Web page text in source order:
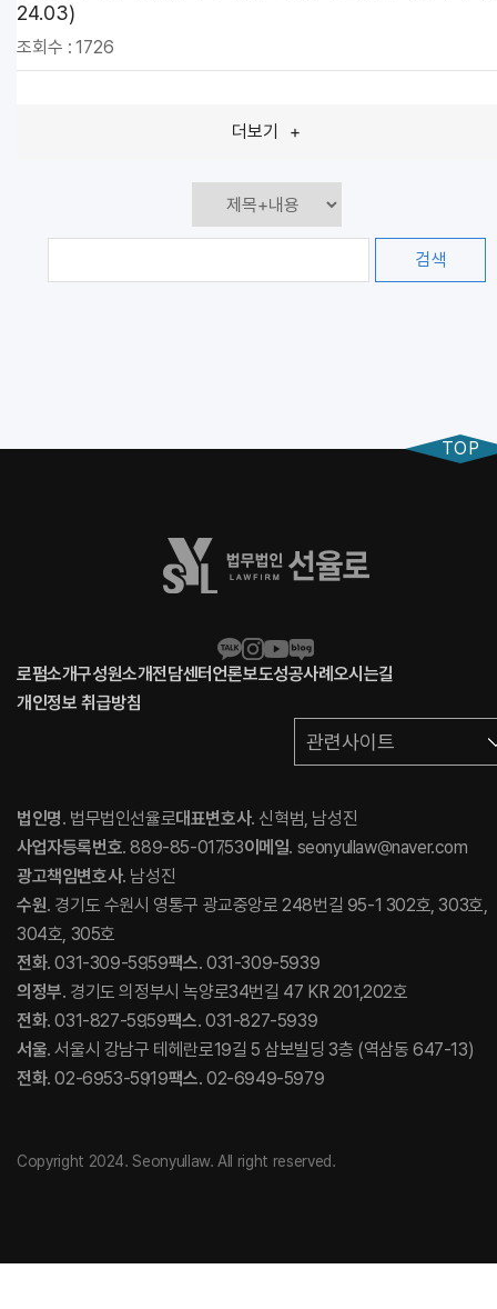
24.03)
조회수 : 1726
더보기 +
검색
로펌소개구성원소개전담센터언론보도성공사례 오시는길
개인정보 취급방침
관련사이트
법인명. 법무법인선율로대표변호사. 신혁범, 남성진
사업자등록번호. 889-85-01753이메일. seonyullaw@naver.com
광고책임변호사. 남성진
수원. 경기도 수원시 영통구 광교중앙로 248번길 95-1 302호, 303호,
304호, 305호
전화. 031-309-5959팩스. 031-309-5939
의정부. 경기도 의정부시 녹양로34번길 47 KR 201,202호
전화. 031-827-5959팩스. 031-827-5939
서울. 서울시 강남구 테헤란로19길 5 삼보빌딩 3층 (역삼동 647-13)
전화. 02-6953-5919팩스. 02-6949-5979
Copyright 2024. Seonyullaw. All right reserved.
TOP